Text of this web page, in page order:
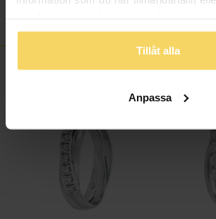
Tillåt alla
Anpassa
FINNS OCKSÅ SOM